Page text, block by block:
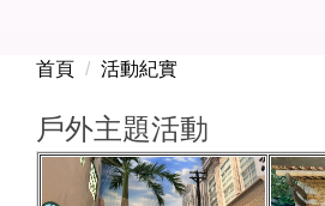
首頁 活動紀實
戶外主題活動